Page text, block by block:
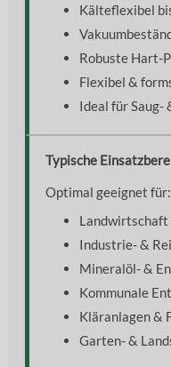
Kälteflexibel
Robuste Hart-
Flexibel &
Ideal für
Typische
Optimal geeignet für:
Industrie- &
Mineralöl- &
Kommunale
Kläranlagen &
Garten- &